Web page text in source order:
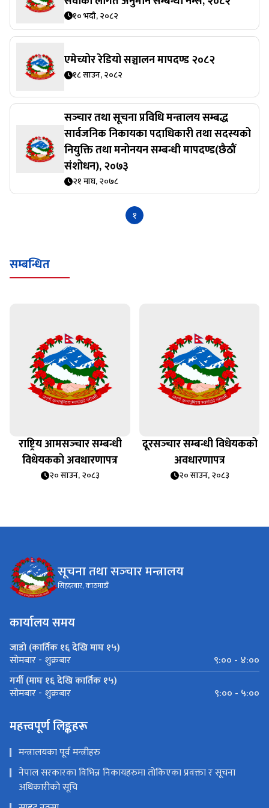
१० भदौ, २०८२
एमेच्योर रेडियो सञ्चालन मापदण्ड २०८२
१८ साउन, २०८२
सञ्‍चार तथा सूचना प्रविधि मन्त्रालय सम्बद्ध
सार्वजनिक निकायका पदाधिकारी तथा सदस्यको
नियुक्ति तथा मनोनयन सम्बन्धी मापदण्ड(छैठौं
संशोधन), २०७३
२१ माघ, २०७८
१
सम्बन्धित
राष्ट्रिय आमसञ्‍चार सम्बन्धी
विधेयकको अवधारणापत्र
२० साउन, २०८३
दूरसञ्‍चार सम्बन्धी विधेयकको
अवधारणापत्र
२० साउन, २०८३
सूचना तथा सञ्‍चार मन्त्रालय
सिंहदरबार, काठमाडौं
कार्यालय समय
जाडो (कार्तिक १६ देखि माघ १५)
सोमबार - शुक्रबार
९:०० - ४:००
गर्मी (माघ १६ देखि कार्तिक १५)
सोमबार - शुक्रबार ९:०० - ५:००
महत्त्वपूर्ण लिङ्कहरू
मन्त्रालयका पूर्व मन्त्रीहरु
नेपाल सरकारका विभिन्न निकायहरुमा तोकिएका प्रवक्ता र सूचना
अधिकारीको सूचि